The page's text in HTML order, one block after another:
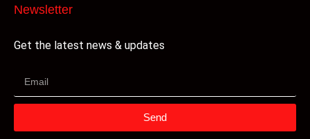
Newsletter
Get the latest news & updates
Send